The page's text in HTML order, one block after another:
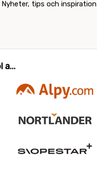
Nyheter, tips och inspiration
a...